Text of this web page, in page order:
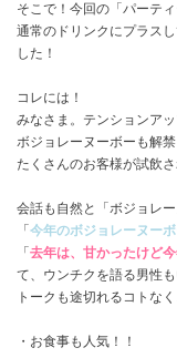
そこで！今回の「パーテ
通常のドリンクにプラス
した！
コレには！
みなさま。テンションアッ
ボジョレーヌーボーも解禁
たくさんのお客様が試飲
会話も自然と「ボジョレ
「 今年のボジョレーヌー
「 去年は、甘かったけど
て、ウンチクを語る男性も
トークも途切れるコトな
・お食事も人気！！